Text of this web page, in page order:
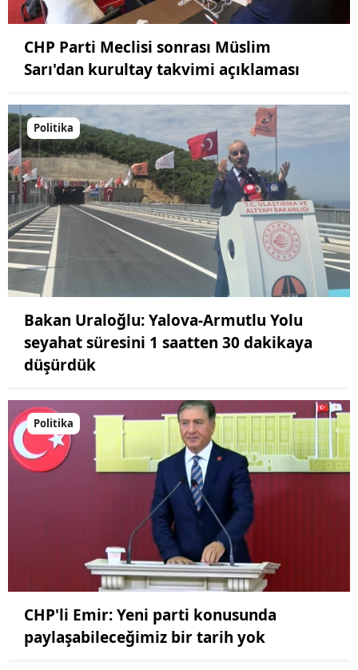
CHP Parti Meclisi sonrası Müslim
Sarı'dan kurultay takvimi açıklaması
Politika
Bakan Uraloğlu: Yalova-Armutlu Yolu
seyahat süresini 1 saatten 30 dakikaya
düşürdük
Politika
CHP'li Emir: Yeni parti konusunda
paylaşabileceğimiz bir tarih yok